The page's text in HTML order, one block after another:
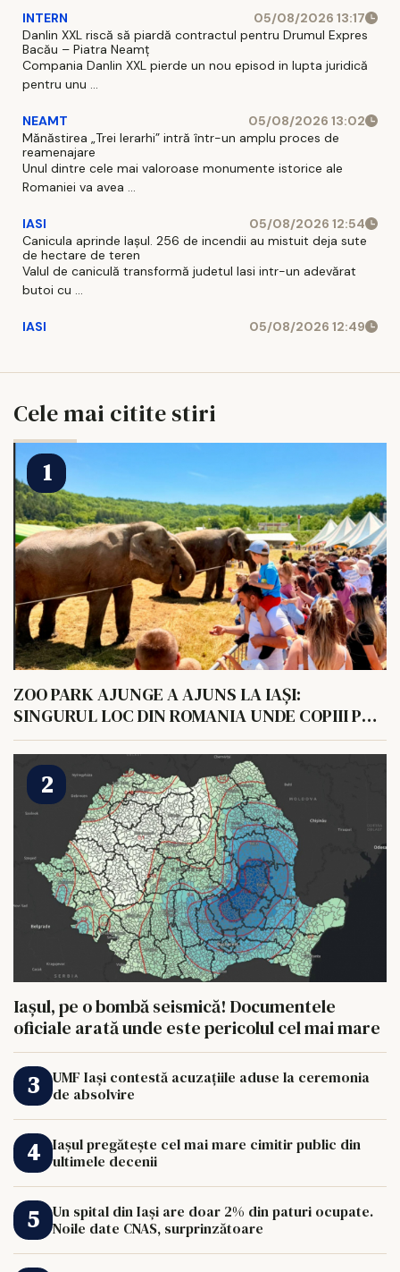
INTERN
05/08/2026 13:17
Danlin XXL riscă să piardă contractul pentru Drumul Expres
Bacău – Piatra Neamț
Compania Danlin XXL pierde un nou episod in lupta juridică
pentru unu ...
NEAMT
05/08/2026 13:02
Mănăstirea „Trei Ierarhi” intră într-un amplu proces de
reamenajare
Unul dintre cele mai valoroase monumente istorice ale
Romaniei va avea ...
IASI
05/08/2026 12:54
Canicula aprinde Iașul. 256 de incendii au mistuit deja sute
de hectare de teren
Valul de caniculă transformă judetul Iasi intr-un adevărat
butoi cu ...
IASI 05/08/2026 12:49
Cele mai citite stiri
ZOO PARK AJUNGE A AJUNS LA IAȘI:
SINGURUL LOC DIN ROMANIA UNDE COPIII POT
HRANI UN ELEFANT
Iașul, pe o bombă seismică! Documentele
oficiale arată unde este pericolul cel mai mare
UMF Iași contestă acuzațiile aduse la ceremonia
de absolvire
Iașul pregătește cel mai mare cimitir public din
ultimele decenii
Un spital din Iași are doar 2% din paturi ocupate.
Noile date CNAS, surprinzătoare